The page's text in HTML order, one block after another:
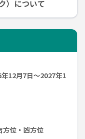
）について
12月7日～2027年1
方位・凶方位